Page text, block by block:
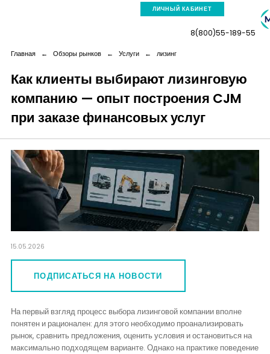
ЛИЧНЫЙ КАБИНЕТ
Компания
Новая реальность
Контакты
8(800)55-189-55
Главная ← Обзоры рынков ← Услуги ← лизинг
Как клиенты выбирают лизинговую
компанию — опыт построения CJM
при заказе финансовых услуг
15.05.2026
ПОДПИСАТЬСЯ НА НОВОСТИ
На первый взгляд процесс выбора лизинговой компании вполне
понятен и рационален: для этого необходимо проанализировать
рынок, сравнить предложения, оценить условия и остановиться на
максимально подходящем варианте. Однако на практике поведение